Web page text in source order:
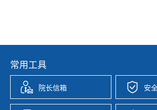
常用工具
院长信箱 安